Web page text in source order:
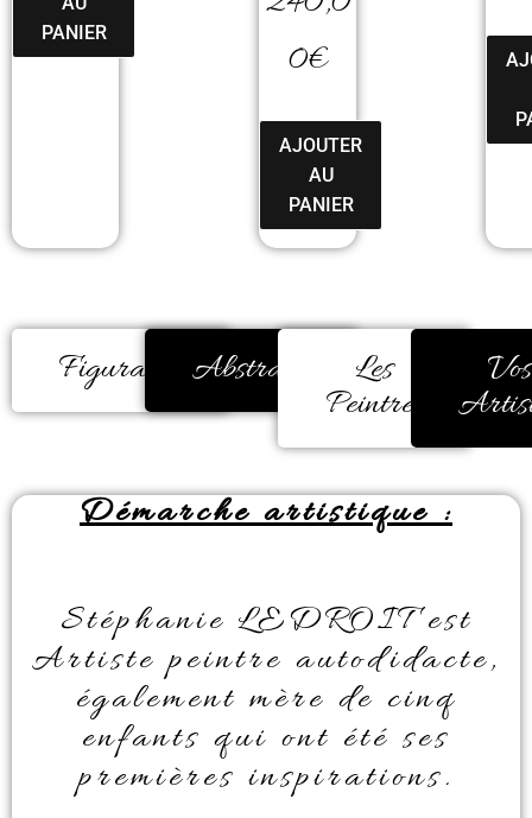
PANIER
0€
AJOUTER
AU
PANIER
Figuratifs Abstraits Les
Peintres
Vos
Démarche artistique :
Stéphanie LEDROIT est
Artiste peintre autodidacte,
également mère de cinq
enfants qui ont été ses
premières inspirations.